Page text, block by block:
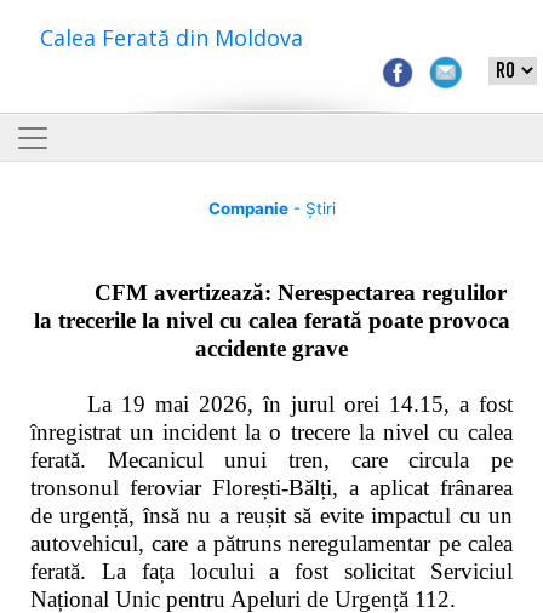
Calea Ferată din Moldova
Companie- Știri
CFM avertizează: Nerespectarea regulilor
la trecerile la nivel cu calea ferată poate provoca
accidente grave
La 19 mai 2026, în jurul orei 14.15, a fost
înregistrat un incident la o trecere la nivel cu calea
ferată. Mecanicul unui tren, care circula pe
tronsonul feroviar Florești-Bălți, a aplicat frânarea
de urgență, însă nu a reușit să evite impactul cu un
autovehicul, care a pătruns neregulamentar pe calea
ferată. La fața locului a fost solicitat Serviciul
Național Unic pentru Apeluri de Urgență 112.